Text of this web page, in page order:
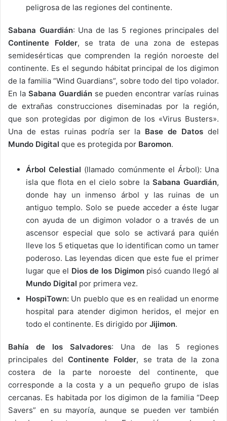
peligrosa de las regiones del continente.
Sabana Guardián: Una de las 5 regiones principales del
Continente Folder, se trata de una zona de estepas
semidesérticas que comprenden la región noroeste del
continente. Es el segundo hábitat principal de los digimon
de la familia “Wind Guardians”, sobre todo del tipo volador.
En la Sabana Guardiánse pueden encontrar varías ruinas
de extrañas construcciones diseminadas por la región,
que son protegidas por digimon de los «Virus Busters».
Una de estas ruinas podría ser la Base de Datos del
Mundo Digital que es protegida por Baromon.
Árbol Celestial (llamado comúnmente el Árbol): Una
isla que flota en el cielo sobre la Sabana Guardián,
donde hay un inmenso árbol y las ruinas de un
antiguo templo. Solo se puede acceder a éste lugar
con ayuda de un digimon volador o a través de un
ascensor especial que solo se activará para quién
lleve los 5 etiquetas que lo identifican como un tamer
poderoso. Las leyendas dicen que este fue el primer
lugar que el Dios de los Digimonpisó cuando llegó al
Mundo Digital por primera vez.
HospiTown: Un pueblo que es en realidad un enorme
hospital para atender digimon heridos, el mejor en
todo el continente. Es dirigido por Jijimon.
Bahía de los Salvadores: Una de las 5 regiones
principales delContinente Folder, se trata de la zona
costera de la parte noroeste del continente, que
corresponde a la costa y a un pequeño grupo de islas
cercanas. Es habitada por los digimon de la familia “Deep
Savers” en su mayoría, aunque se pueden ver también